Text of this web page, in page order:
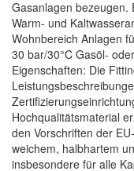
Gasanlagen bezeugen.
Warm- und
Wohnbereich Anlagen
30 bar/30°C Gasöl-
Eigenschaften: Die
Hochqualitätsmaterial
den Vorschriften der
weichem, halbhartem
insbesondere für alle